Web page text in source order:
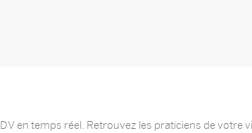
en temps réel. Retrouvez les praticiens de votre